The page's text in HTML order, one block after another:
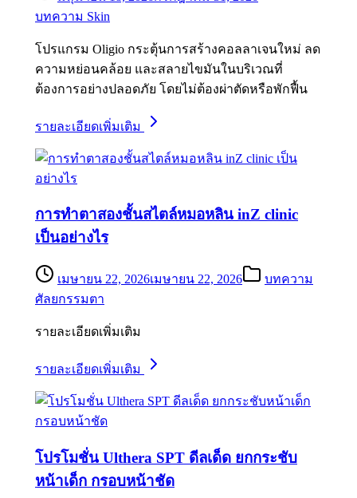
บทความ Skin
โปรแกรม Oligio กระตุ้นการสร้างคอลลาเจนใหม่ ลด
ความหย่อนคล้อย และสลายไขมันในบริเวณที่
ต้องการอย่างปลอดภัย โดยไม่ต้องผ่าตัดหรือพักฟื้น
รายละเอียดเพิ่มเติม
การทำตาสองชั้นสไตล์หมอหลิน inZ clinic
เป็นอย่างไร
เมษายน 22, 2026เมษายน 22, 2026
บทความ
ศัลยกรรมตา
รายละเอียดเพิ่มเติม
รายละเอียดเพิ่มเติม
โปรโมชั่น Ulthera SPT ดีลเด็ด ยกกระชับ
หน้าเด็ก กรอบหน้าชัด